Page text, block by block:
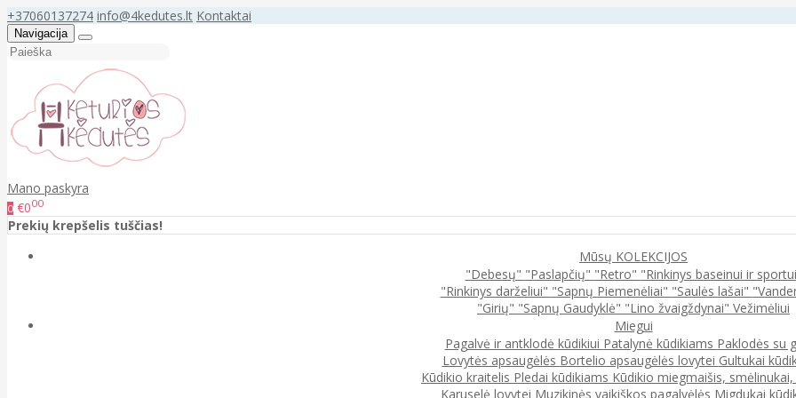
+37060137274 info@4kedutes.lt Kontaktai
Navigacija
Mano paskyra
0 €000
Prekių krepšelis tuščias!
Mūsų KOLEKCIJOS
"Debesų" "Paslapčių" "Retro" "Rinkinys baseinui ir
"Rinkinys darželiui" "Sapnų Piemenėliai" "Saulės lašai"
"Girių" "Sapnų Gaudyklė" "Lino žvaigždynai" Vežimėliui
Miegui
Pagalvė ir antklodė kūdikiui Patalynė kūdikiams Paklodės su
Lovytės apsaugėlės Bortelio apsaugėlės lovytei Gultukai
Kūdikio kraitelis Pledai kūdikiams Kūdikio miegmaišis,
Karuselė lovytei Muzikinės vaikiškos pagalvėlės Migdukai